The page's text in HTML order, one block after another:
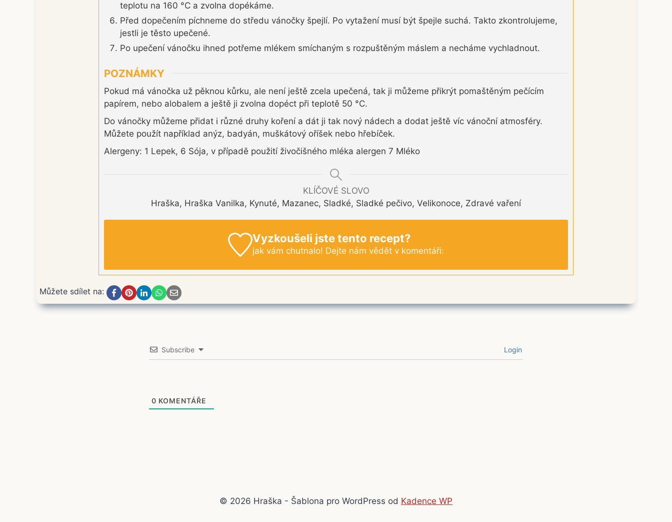
teplotu na 160 °C a zvolna dopékáme.
Před dopečením píchneme do středu vánočky špejlí. Po vytažení musí být špejle suchá. Takto zkontrolujeme,
jestli je těsto upečené.
Po upečení vánočku ihned potřeme mlékem smíchaným s rozpuštěným máslem a necháme vychladnout.
POZNÁMKY
Pokud má vánočka už pěknou kůrku, ale není ještě zcela upečená, tak ji můžeme přikrýt pomaštěným pečícím
papírem, nebo alobalem a ještě ji zvolna dopéct při teplotě 50 °C.
Do vánočky můžeme přidat i různé druhy koření a dát ji tak nový nádech a dodat ještě víc vánoční atmosféry.
Můžete použít například anýz, badyán, muškátový oříšek nebo hřebíček.
Alergeny: 1 Lepek, 6 Sója, v případě použití živočišného mléka alergen 7 Mléko
KLÍČOVÉ SLOVO
Hraška, Hraška Vanilka, Kynuté, Mazanec, Sladké, Sladké pečivo, Velikonoce, Zdravé vaření
Vyzkoušeli jste tento recept?
jak vám chutnalo! Dejte nám vědět v komentáři:
Můžete sdílet na:
Subscribe Login
0 KOMENTÁŘE
© 2026 Hraška - Šablona pro WordPress od Kadence WP